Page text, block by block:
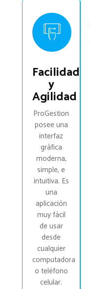
Facilidad
y
Agilidad
ProGestion
posee una
interfaz
gráfica
moderna,
simple, e
intuitiva. Es
una
aplicación
muy fácil
de usar
desde
cualquier
computadora
o teléfono
celular.